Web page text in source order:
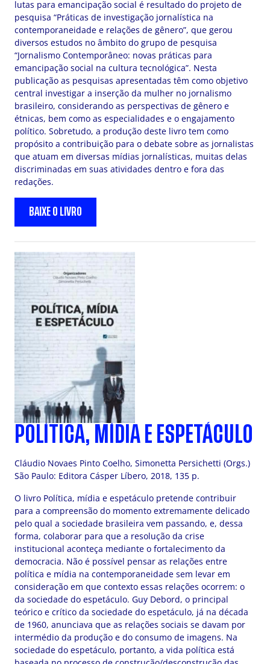
lutas para emancipação social é resultado do projeto de
pesquisa “Práticas de investigação jornalística na
contemporaneidade e relações de gênero”, que gerou
diversos estudos no âmbito do grupo de pesquisa
“Jornalismo Contemporâneo: novas práticas para
emancipação social na cultura tecnológica”. Nesta
publicação as pesquisas apresentadas têm como objetivo
central investigar a inserção da mulher no jornalismo
brasileiro, considerando as perspectivas de gênero e
étnicas, bem como as especialidades e o engajamento
político. Sobretudo, a produção deste livro tem como
propósito a contribuição para o debate sobre as jornalistas
que atuam em diversas mídias jornalísticas, muitas delas
discriminadas em suas atividades dentro e fora das
redações.
BAIXE O LIVRO
POLÍTICA, MÍDIA E ESPETÁCULO
Cláudio Novaes Pinto Coelho, Simonetta Persichetti (Orgs.)
São Paulo: Editora Cásper Líbero, 2018, 135 p.
O livro Política, mídia e espetáculo pretende contribuir
para a compreensão do momento extremamente delicado
pelo qual a sociedade brasileira vem passando, e, dessa
forma, colaborar para que a resolução da crise
institucional aconteça mediante o fortalecimento da
democracia. Não é possível pensar as relações entre
política e mídia na contemporaneidade sem levar em
consideração em que contexto essas relações ocorrem: o
da sociedade do espetáculo. Guy Debord, o principal
teórico e crítico da sociedade do espetáculo, já na década
de 1960, anunciava que as relações sociais se davam por
intermédio da produção e do consumo de imagens. Na
sociedade do espetáculo, portanto, a vida política está